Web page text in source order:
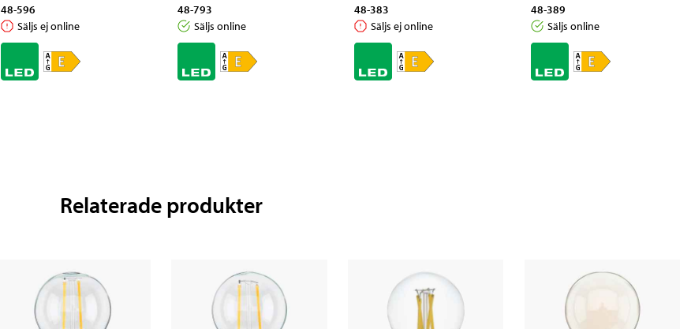
48-596
Säljs ej online
48-793
Säljs online
48-383
Säljs ej online
48-389
Säljs online
Relaterade produkter